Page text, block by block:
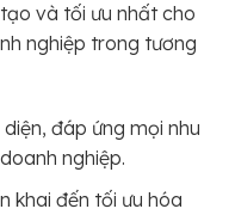
và tối ưu nhất cho
nghiệp trong tương
đáp ứng mọi nhu
nghiệp.
khai đến tối ưu hóa